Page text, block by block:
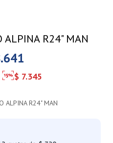
ALPINA R24" MAN
$ 7.345
ALPINA R24" MAN